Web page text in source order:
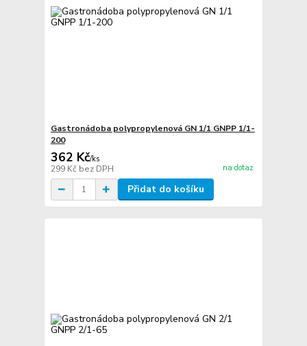
Gastronádoba polypropylenová GN 1/1 GNPP 1/1-
200
362 Kč/ks
299 Kč bez DPH na dotaz
Přidat do košíku